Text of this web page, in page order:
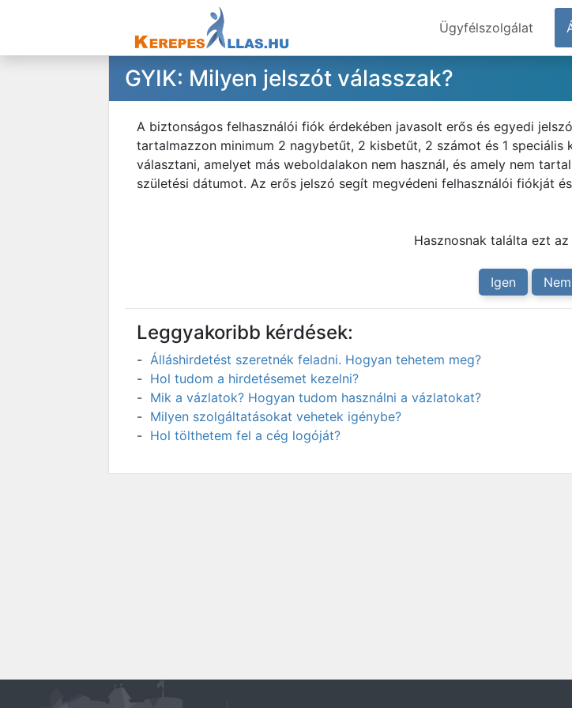
Ügyfélszolgálat
GYIK: Milyen jelszót válasszak?
A biztonságos felhasználói fiók érdekében javasolt erős és egyedi
tartalmazzon minimum 2 nagybetűt, 2 kisbetűt, 2 számot és 1
választani, amelyet más weboldalakon nem használ, és amely nem
születési dátumot. Az erős jelszó segít megvédeni felhasználói fiókját
Hasznosnak találta ezt
Igen Nem
Leggyakoribb kérdések:
Álláshirdetést szeretnék feladni. Hogyan tehetem meg?
Hol tudom a hirdetésemet kezelni?
Mik a vázlatok? Hogyan tudom használni a vázlatokat?
Milyen szolgáltatásokat vehetek igénybe?
Hol tölthetem fel a cég logóját?